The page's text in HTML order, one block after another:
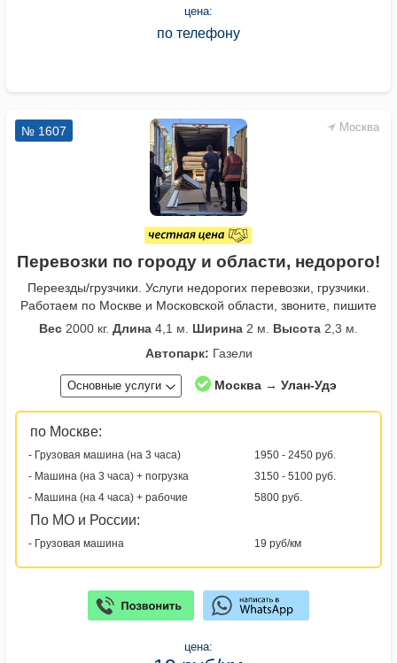
цена:
по телефону
Москва
№ 1607
Перевозки по городу и области, недорого!
Переезды/грузчики. Услуги недорогих перевозки, грузчики.
Работаем по Москве и Московской области, звоните, пишите
Вес 2000 кг. Длина 4,1 м. Ширина 2 м. Высота 2,3 м.
Автопарк: Газели
Основные услуги Москва → Улан-Удэ
по Москве:
- Грузовая машина (на 3 часа)
1950 - 2450 руб.
- Машина (на 3 часа) + погрузка
3150 - 5100 руб.
- Машина (на 4 часа) + рабочие
5800 руб.
По МО и России:
- Грузовая машина 19 руб/км
цена: